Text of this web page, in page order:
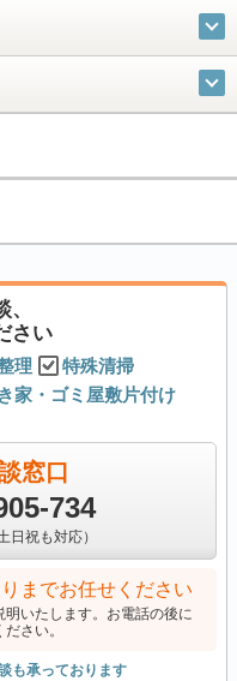
さい
理
特殊清掃
家・ゴミ屋敷片付け
窓口
734
日祝も対応）
までお任せください
いたします。お電話の後に
さい。
も承っております